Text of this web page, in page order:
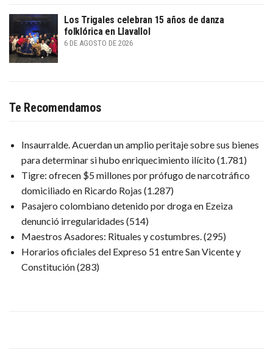
Los Trigales celebran 15 años de danza
folklórica en Llavallol
6 DE AGOSTO DE 2026
Te Recomendamos
Insaurralde. Acuerdan un amplio peritaje sobre sus bienes
para determinar si hubo enriquecimiento ilícito (1.781)
Tigre: ofrecen $5 millones por prófugo de narcotráfico
domiciliado en Ricardo Rojas (1.287)
Pasajero colombiano detenido por droga en Ezeiza
denunció irregularidades (514)
Maestros Asadores: Rituales y costumbres.(295)
Horarios oficiales del Expreso 51 entre San Vicente y
Constitución(283)